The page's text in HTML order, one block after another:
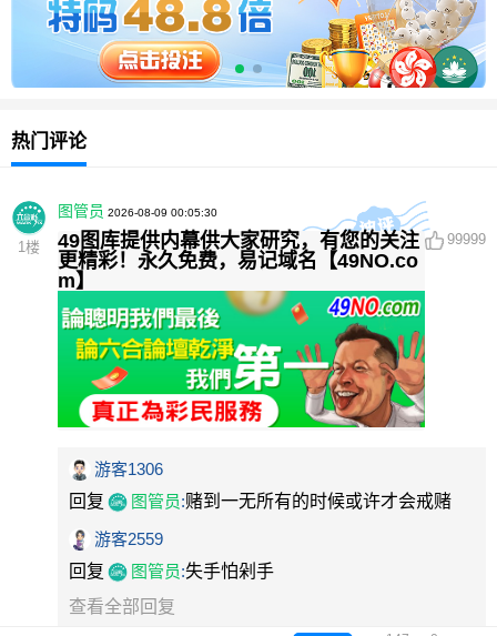
热门评论
1 楼
图管员 2026-08-09 00:05:30
49图库提供内幕供大家研究，有您的关注
更精彩！永久免费，易记域名【49NO.co
m】
99999
游客1306
回复
图管员:赌到一无所有的时候或许才会戒赌
游客2559
回复
图管员:失手怕剁手
查看全部回复